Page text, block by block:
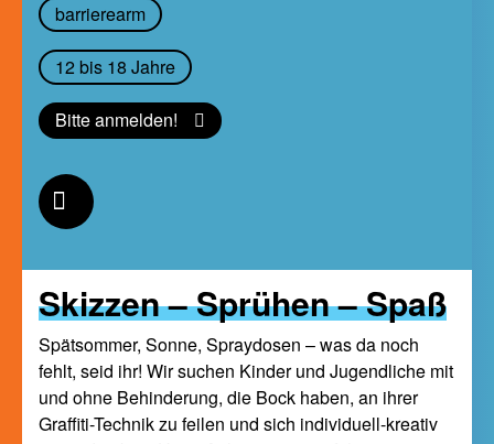
barrierearm
12 bis 18 Jahre
Bitte anmelden!
Skizzen – Sprühen – Spaß
Spätsommer, Sonne, Spraydosen – was da noch
fehlt, seid ihr! Wir suchen Kinder und Jugendliche mit
und ohne Behinderung, die Bock haben, an ihrer
Graffiti-Technik zu feilen und sich individuell-kreativ